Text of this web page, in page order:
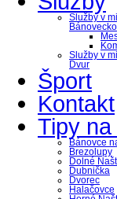
Služby v
Bánovecko
Služby v
Dvur
Šport
Kontakt
Tipy
Bánovce
Brezolupy
Dolné
Dubnička
Dvorec
Halačovce